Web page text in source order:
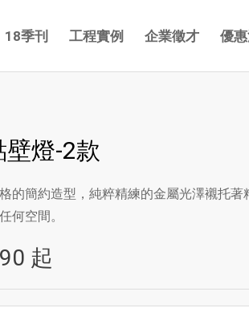
18季刊 工程實例 企業徵才 優
燈-2款
的簡約造型，純粹精練的金屬光澤襯托
何空間。
起